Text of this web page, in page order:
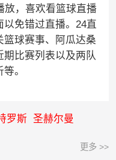
放，喜欢看篮球直播
以免错过直播。24直
球赛事、阿瓜达桑
比赛列表以及两队
。
罗斯 圣赫尔曼
更多 >>